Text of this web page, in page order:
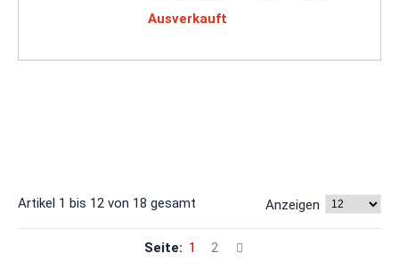
Ausverkauft
Artikel 1 bis 12 von 18 gesamt Anzeigen
Seite: 1 2